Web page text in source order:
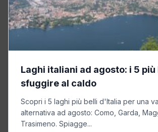
Laghi italiani ad agosto: i 5 più
sfuggire al caldo
Scopri i 5 laghi più belli d'Italia per una
alternativa ad agosto: Como, Garda,
Trasimeno. Spiagge...